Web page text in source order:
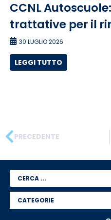
CCNL
trattative per il
30 LUGLIO 2026
LEGGI TUTTO
PRECEDENTE